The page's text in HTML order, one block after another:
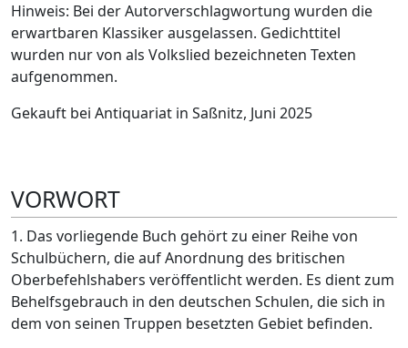
Hinweis: Bei der Autorverschlagwortung wurden die
erwartbaren Klassiker ausgelassen. Gedichttitel
wurden nur von als Volkslied bezeichneten Texten
aufgenommen.
Gekauft bei Antiquariat in Saßnitz, Juni 2025
VORWORT
1. Das vorliegende Buch gehört zu einer Reihe von
Schulbüchern, die auf Anordnung des britischen
Oberbefehlshabers veröffentlicht werden. Es dient zum
Behelfsgebrauch in den deutschen Schulen, die sich in
dem von seinen Truppen besetzten Gebiet befinden.